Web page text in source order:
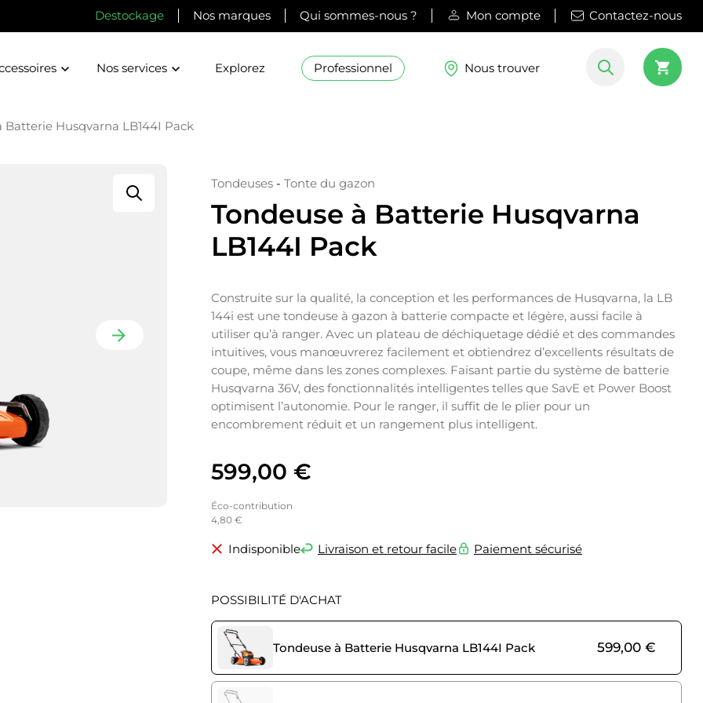
Destockage Nos marques Qui sommes-nous ? Mon compte Contactez-nous
Nos services Explorez Professionnel Nous trouver
Batterie Husqvarna LB144I Pack
Tondeuses - Tonte du gazon
Tondeuse à Batterie Husqvarna
LB144I Pack
Construite sur la qualité, la conception et les performances de Husqvarna, la LB
144i est une tondeuse à gazon à batterie compacte et légère, aussi facile à
utiliser qu’à ranger. Avec un plateau de déchiquetage dédié et des commandes
intuitives, vous manœuvrerez facilement et obtiendrez d’excellents résultats de
coupe, même dans les zones complexes. Faisant partie du système de batterie
Husqvarna 36V, des fonctionnalités intelligentes telles que SavE et Power Boost
optimisent l’autonomie. Pour le ranger, il suffit de le plier pour un
encombrement réduit et un rangement plus intelligent.
599,00 €
Éco-contribution
4,80 €
Indisponible Livraison et retour facile Paiement sécurisé
POSSIBILITÉ D'ACHAT
Tondeuse à Batterie Husqvarna LB144I Pack 599,00 €